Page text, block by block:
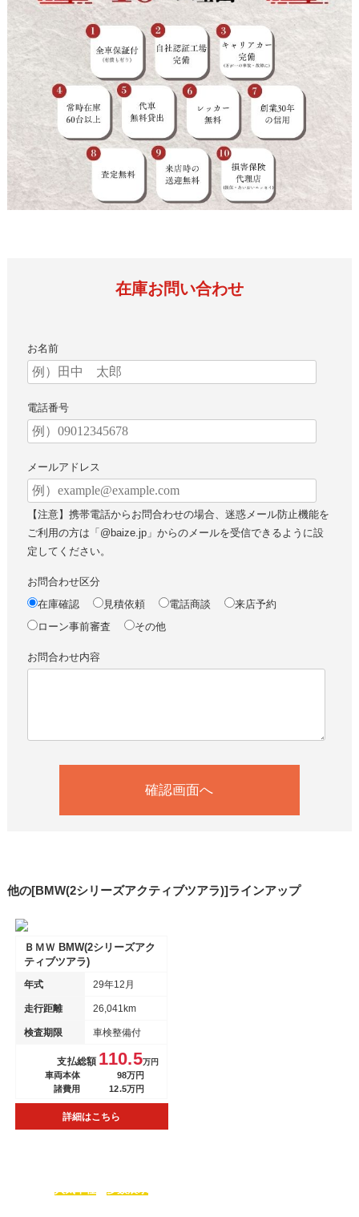
在庫お問い合わせ
お名前
電話番号
メールアドレス
【注意】携帯電話からお問合わせの場合、迷惑メール防止機能を
ご利用の方は「@baize.jp」からのメールを受信できるように設
定してください。
お問合わせ区分
在庫確認
見積依頼 電話商談
来店予約
ローン事前審査
その他
お問合わせ内容
他の[BMW(2シリーズアクティブツアラ)]ラインアップ
ＢＭＷ BMW(2シリーズアク
ティブツアラ)
年式 29年12月
走行距離 26,041km
検査期限 車検整備付
支払総額 110.5万円
車両本体
98万円
諸費用
12.5万円
詳細はこちら